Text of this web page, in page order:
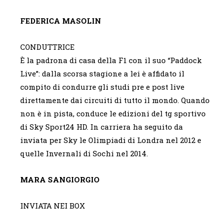
FEDERICA MASOLIN
CONDUTTRICE
È la padrona di casa della F1 con il suo “Paddock
Live”: dalla scorsa stagione a lei è affidato il
compito di condurre gli studi pre e post live
direttamente dai circuiti di tutto il mondo. Quando
non è in pista, conduce le edizioni del tg sportivo
di Sky Sport24 HD. In carriera ha seguito da
inviata per Sky le Olimpiadi di Londra nel 2012 e
quelle Invernali di Sochi nel 2014.
MARA SANGIORGIO
INVIATA NEI BOX